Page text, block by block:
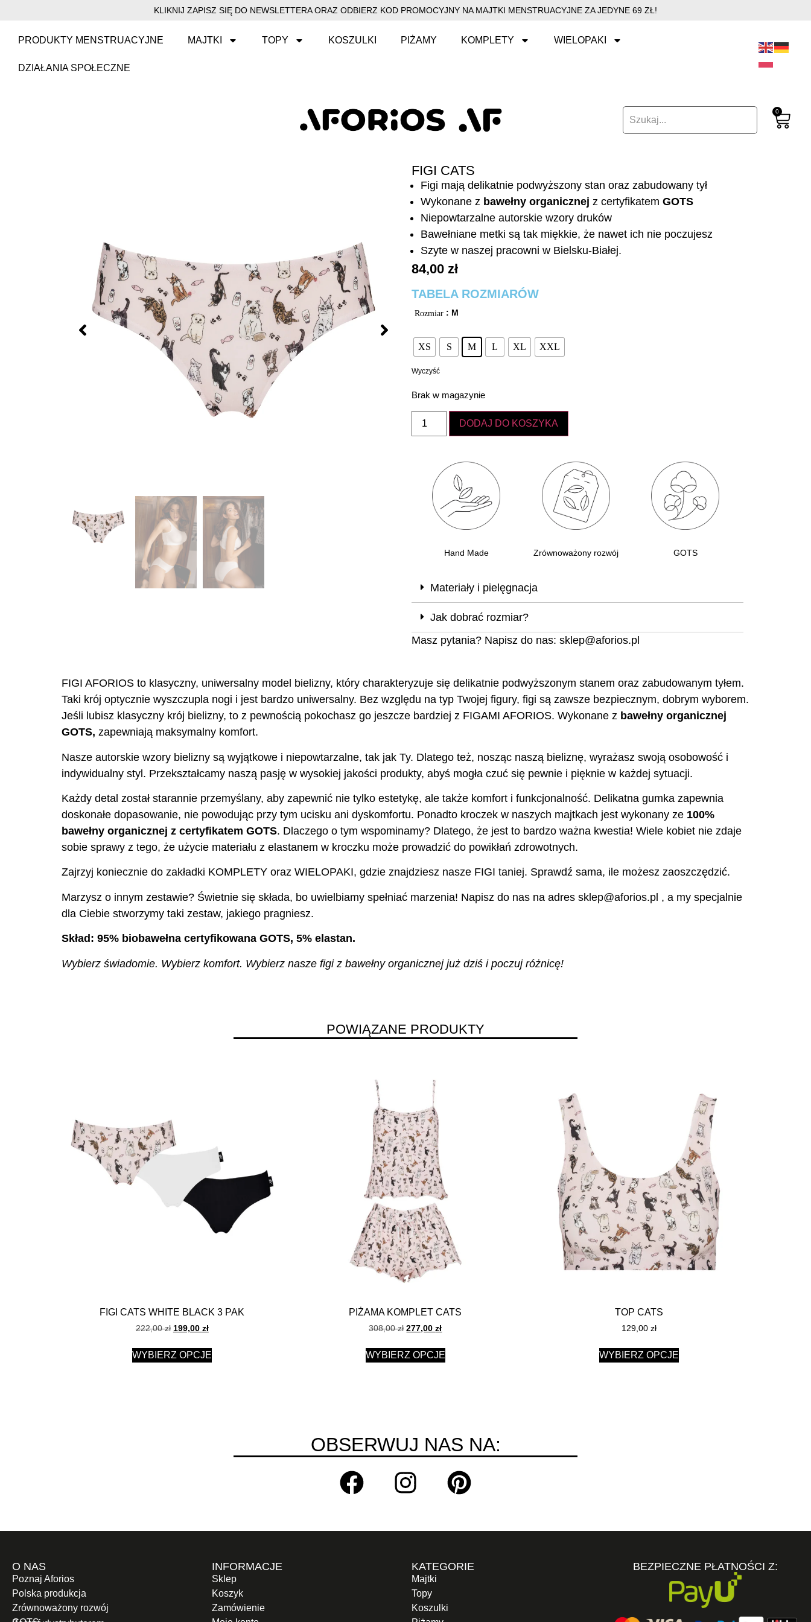
KLIKNIJ ZAPISZ SIĘ DO NEWSLETTERA ORAZ ODBIERZ KOD PROMOCYJNY NA MAJTKI MENSTRUACYJNE ZA JEDYNE 69 ZŁ!
PRODUKTY MENSTRUACYJNE MAJTKI TOPY KOSZULKI PIŻAMY KOMPLETY WIELOPAKI
DZIAŁANIA SPOŁECZNE
0
FIGI CATS
Figi mają delikatnie podwyższony stan oraz zabudowany tył
Wykonane z bawełny organicznej z certyfikatem GOTS
Niepowtarzalne autorskie wzory druków
Bawełniane metki są tak miękkie, że nawet ich nie poczujesz
Szyte w naszej pracowni w Bielsku-Białej.
84,00 zł
TABELA ROZMIARÓW
Rozmiar : M
XS S M L XL XXL
Wyczyść
Brak w magazynie
DODAJ DO KOSZYKA
Hand Made Zrównoważony rozwój GOTS
Materiały i pielęgnacja
Jak dobrać rozmiar?
Masz pytania? Napisz do nas: sklep@aforios.pl
FIGI AFORIOS to klasyczny, uniwersalny model bielizny, który charakteryzuje się delikatnie podwyższonym stanem oraz zabudowanym tyłem.
Taki krój optycznie wyszczupla nogi i jest bardzo uniwersalny. Bez względu na typ Twojej figury, figi są zawsze bezpiecznym, dobrym wyborem.
Jeśli lubisz klasyczny krój bielizny, to z pewnością pokochasz go jeszcze bardziej z FIGAMI AFORIOS. Wykonane z bawełny organicznej
GOTS, zapewniają maksymalny komfort.
Nasze autorskie wzory bielizny są wyjątkowe i niepowtarzalne, tak jak Ty. Dlatego też, nosząc naszą bieliznę, wyrażasz swoją osobowość i
indywidualny styl. Przekształcamy naszą pasję w wysokiej jakości produkty, abyś mogła czuć się pewnie i pięknie w każdej sytuacji.
Każdy detal został starannie przemyślany, aby zapewnić nie tylko estetykę, ale także komfort i funkcjonalność. Delikatna gumka zapewnia
doskonałe dopasowanie, nie powodując przy tym ucisku ani dyskomfortu. Ponadto kroczek w naszych majtkach jest wykonany ze 100%
bawełny organicznej z certyfikatem GOTS. Dlaczego o tym wspominamy? Dlatego, że jest to bardzo ważna kwestia! Wiele kobiet nie zdaje
sobie sprawy z tego, że użycie materiału z elastanem w kroczku może prowadzić do powikłań zdrowotnych.
Zajrzyj koniecznie do zakładki KOMPLETY oraz WIELOPAKI, gdzie znajdziesz nasze FIGI taniej. Sprawdź sama, ile możesz zaoszczędzić.
Marzysz o innym zestawie? Świetnie się składa, bo uwielbiamy spełniać marzenia! Napisz do nas na adres sklep@aforios.pl , a my specjalnie
dla Ciebie stworzymy taki zestaw, jakiego pragniesz.
Skład: 95% biobawełna certyfikowana GOTS, 5% elastan.
Wybierz świadomie. Wybierz komfort. Wybierz nasze figi z bawełny organicznej już dziś i poczuj różnicę!
POWIĄZANE PRODUKTY
FIGI CATS WHITE BLACK 3 PAK
222,00zł 199,00 zł
WYBIERZ OPCJE
PIŻAMA KOMPLET CATS
308,00zł 277,00zł
WYBIERZ OPCJE
TOP CATS
129,00 zł
WYBIERZ OPCJE
OBSERWUJ NAS NA:
O NAS
Poznaj Aforios
Polska produkcja
Zrównoważony rozwój
INFORMACJE
Sklep
Koszyk
Zamówienie
KATEGORIE
Majtki
Topy
Koszulki
BEZPIECZNE PŁATNOŚCI Z: